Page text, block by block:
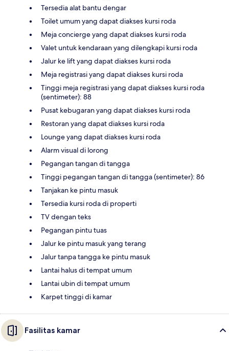
Tersedia alat bantu dengar
Toilet umum yang dapat diakses kursi roda
Meja concierge yang dapat diakses kursi roda
Valet untuk kendaraan yang dilengkapi kursi roda
Jalur ke lift yang dapat diakses kursi roda
Meja registrasi yang dapat diakses kursi roda
Tinggi meja registrasi yang dapat diakses kursi roda
(sentimeter): 88
Pusat kebugaran yang dapat diakses kursi roda
Restoran yang dapat diakses kursi roda
Lounge yang dapat diakses kursi roda
Alarm visual di lorong
Pegangan tangan di tangga
Tinggi pegangan tangan di tangga (sentimeter): 86
Tanjakan ke pintu masuk
Tersedia kursi roda di properti
TV dengan teks
Pegangan pintu tuas
Jalur ke pintu masuk yang terang
Jalur tanpa tangga ke pintu masuk
Lantai halus di tempat umum
Lantai ubin di tempat umum
Karpet tinggi di kamar
Fasilitas kamar